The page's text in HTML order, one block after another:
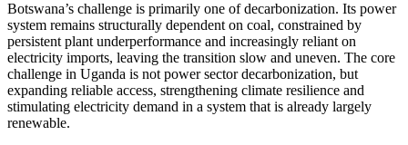
Botswana’s challenge is primarily one of decarbonization. Its power
system remains structurally dependent on coal, constrained by
persistent plant underperformance and increasingly reliant on
electricity imports, leaving the transition slow and uneven. The core
challenge in Uganda is not power sector decarbonization, but
expanding reliable access, strengthening climate resilience and
stimulating electricity demand in a system that is already largely
renewable.